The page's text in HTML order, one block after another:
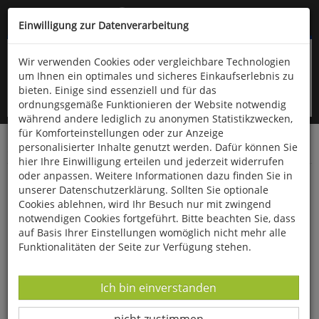
Kompletten Head der Seite überspringen
oder (06766) 9323-960
Startseite Bücher Philosophie
Cicero - Vom Sinn und Zweck des guten
Lebens
Einwilligung zur Datenverarbeitung
Wir verwenden Cookies oder vergleichbare Technologien
um Ihnen ein optimales und sicheres Einkaufserlebnis zu
bieten. Einige sind essenziell und für das
ordnungsgemäße Funktionieren der Website notwendig
während andere lediglich zu anonymen Statistikzwecken,
für Komforteinstellungen oder zur Anzeige
personalisierter Inhalte genutzt werden. Dafür können Sie
hier Ihre Einwilligung erteilen und jederzeit widerrufen
oder anpassen. Weitere Informationen dazu finden Sie in
unserer Datenschutzerklärung. Sollten Sie optionale
Cookies ablehnen, wird Ihr Besuch nur mit zwingend
notwendigen Cookies fortgeführt. Bitte beachten Sie, dass
auf Basis Ihrer Einstellungen womöglich nicht mehr alle
Funktionalitäten der Seite zur Verfügung stehen.
Datenverarbeitung -
Ich bin einverstanden